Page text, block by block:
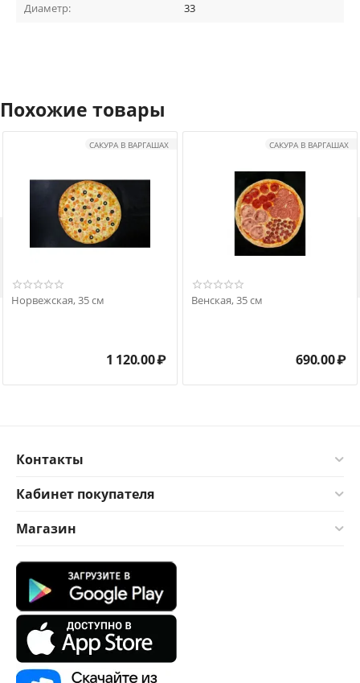
Диаметр:
33
Похожие товары
САКУРА В ВАРГАШАХ
Норвежская, 35 см
1 120.00₽
САКУРА В ВАРГАШАХ
Венская, 35 см
690.00₽
Контакты
Кабинет покупателя
Магазин